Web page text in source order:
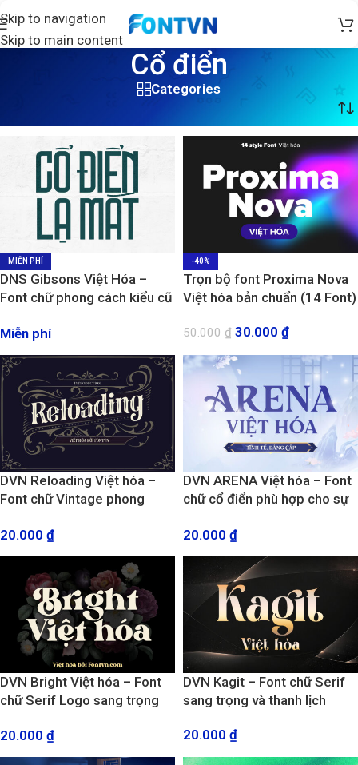
Skip to navigation
Skip to main content
Cổ điển
Categories
Trang 4
MIỄN PHÍ
DNS Gibsons Việt Hóa –
Font chữ phong cách kiểu cũ
Miễn phí
-40%
Trọn bộ font Proxima Nova
Việt hóa bản chuẩn (14 Font)
50.000₫ 30.000 ₫
DVN Reloading Việt hóa –
Font chữ Vintage phong
20.000 ₫
DVN ARENA Việt hóa – Font
chữ cổ điển phù hợp cho sự
20.000 ₫
DVN Bright Việt hóa – Font
chữ Serif Logo sang trọng
20.000 ₫
DVN Kagit – Font chữ Serif
sang trọng và thanh lịch
20.000 ₫